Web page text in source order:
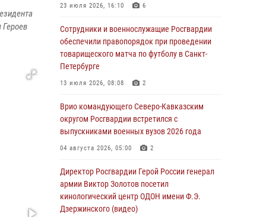
08 августа 2026, 07:00
В Кабардино-Балкарии сотрудники
Росгвардии провели турнир по настольному
теннису ко Дню физкультурника
08 августа 2026, 07:00
медикам и девушке с ограниченными
возможностями здоровья (видео)
08 августа 2026, 06:32 1
память товарища на тактическом турнире
(видео)
08 августа 2026, 06:15 9 1
23 июля 2026, 16:10 6
Сотрудники и военнослужащие Росгвардии
обеспечили правопорядок при проведении
товарищеского матча по футболу в Санкт-
Петербурге
13 июля 2026, 08:08 2
Врио командующего Северо-Кавказским
округом Росгвардии встретился с
выпускниками военных вузов 2026 года
04 августа 2026, 05:00 2
Директор Росгвардии Герой России генерал
армии Виктор Золотов посетил
кинологический центр ОДОН имени Ф.Э.
Дзержинского (видео)